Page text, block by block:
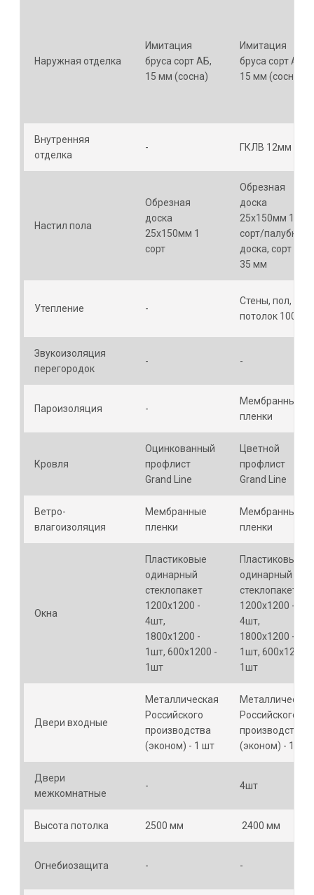
Наружная отделка
Имитация
бруса сорт АБ,
15 мм (сосна)
Имитация
бруса сорт АБ,
15 мм (сосна)
Внутренняя
отделка
- ГКЛВ 12мм
Настил пола
Обрезная
доска
25х150мм 1
сорт
Обрезная
доска
25х150мм 1
сорт/палубная
доска, сорт АВ,
35 мм
Утепление -
Стены, пол,
потолок 100мм
Звукоизоляция
перегородок
- -
Пароизоляция -
Мембранные
пленки
Кровля
Оцинкованный
профлист
Grand Line
Цветной
профлист
Grand Line
Ветро-
влагоизоляция
Мембранные
пленки
Мембранные
пленки
Окна
Пластиковые
одинарный
стеклопакет
1200х1200 -
4шт,
1800х1200 -
1шт, 600х1200 -
1шт
Пластиковые
одинарный
стеклопакет
1200х1200 -
4шт,
1800х1200 -
1шт, 600х1200 -
1шт
Двери входные
Металлическая
Российского
производства
(эконом) - 1 шт
Металлическая
Российского
производства
(эконом) - 1 шт
Двери
межкомнатные
- 4шт
Высота потолка 2500 мм 2400 мм
Огнебиозащита - -